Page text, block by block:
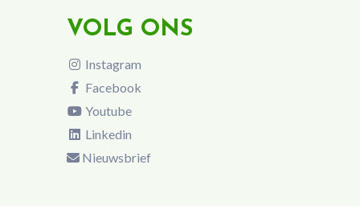
VOLG ONS
Instagram
Facebook
Youtube
Linkedin
Nieuwsbrief